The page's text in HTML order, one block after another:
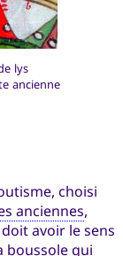
lys
ancienne
choisi
anciennes,
avoir le sens
boussole qui